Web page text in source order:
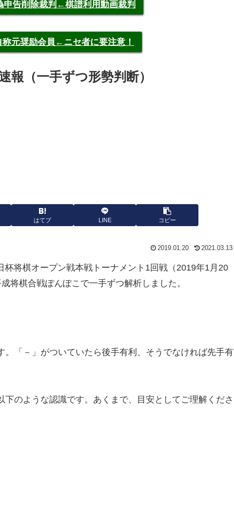
申告削除裁判←棋譜利用動画裁判
元奨励会員←ニセ者に要注意！
報（一手ずつ形勢判断）
はてブ LINE コピー
2019.01.20 2021.03.13
将棋オープン戦本戦トーナメント1回戦（2019年1月20
将棋合戦ぽんぽこで一手ずつ解析しました。
「－」がついていたら後手有利、そうでなければ先手有
のような認識です。あくまで、目安としてご理解くださ